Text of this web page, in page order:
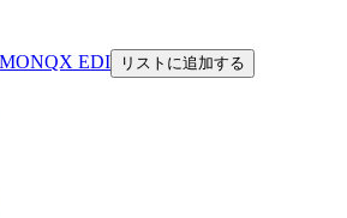
MONQX EDI リストに追加する